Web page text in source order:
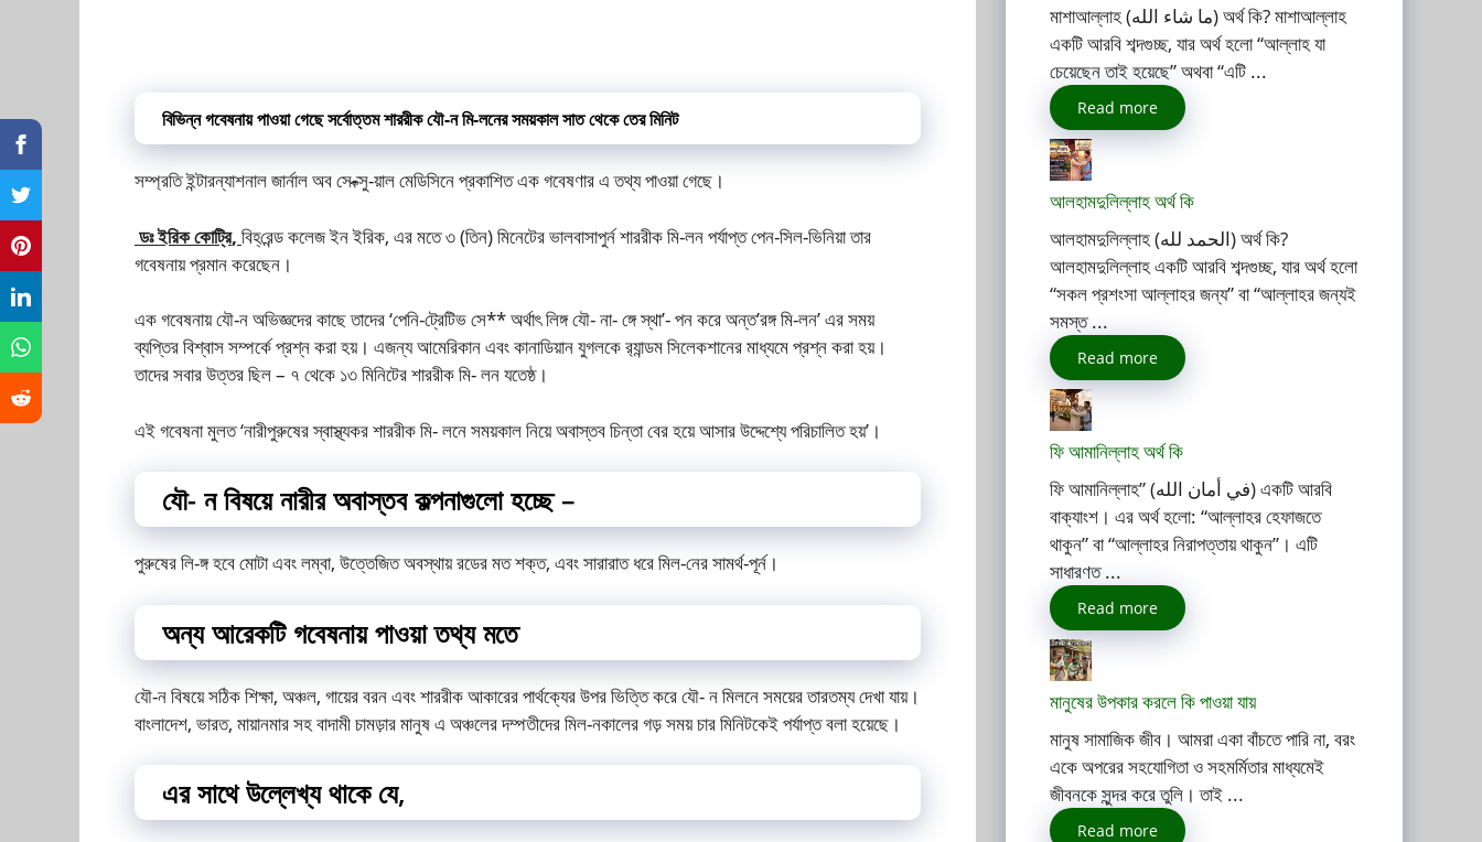
বিভিন্ন গবেষনায় পাওয়া গেছে সর্বোত্তম শাররীক যৌ-ন মি-লনের সময়কাল সাত থেকে তের মিনিট
সম্প্রতি ইন্টারন্যাশনাল জার্নাল অব সে-ক্সু-য়াল মেডিসিনে প্রকাশিত এক গবেষণার এ তথ্য পাওয়া গেছে।
ডঃ ইরিক কোট্রি, বিহ্‌রেন্ড কলেজ ইন ইরিক, এর মতে ৩ (তিন) মিনেটের ভালবাসাপুর্ন শাররীক মি-লন পর্যাপ্ত পেন-সিল-ভিনিয়া তার
গবেষনায় প্রমান করেছেন।
এক গবেষনায় যৌ-ন অভিজ্ঞদের কাছে তাদের ‘পেনি-ট্রেটিভ সে** অর্থাৎ লিঙ্গ যৌ- না- ঙ্গে স্থা’- পন করে অন্ত’রঙ্গ মি-লন’ এর সময়
ব্যপ্তির বিশ্বাস সম্পর্কে প্রশ্ন করা হয়। এজন্য আমেরিকান এবং কানাডিয়ান যুগলকে র‌্যান্ডম সিলেকশানের মাধ্যমে প্রশ্ন করা হয়।
তাদের সবার উত্তর ছিল – ৭ থেকে ১৩ মিনিটের শাররীক মি- লন যতেষ্ঠ।
এই গবেষনা মুলত ‘নারীপুরুষের স্বাস্থ্যকর শাররীক মি- লনে সময়কাল নিয়ে অবাস্তব চিন্তা বের হয়ে আসার উদ্দেশ্যে পরিচালিত হয়’।
যৌ- ন বিষয়ে নারীর অবাস্তব কল্পনাগুলো হচ্ছে –
পুরুষের লি-ঙ্গ হবে মোটা এবং লম্বা, উত্তেজিত অবস্থায় রডের মত শক্ত, এবং সারারাত ধরে মিল-নের সামর্থ-পূর্ন।
অন্য আরেকটি গবেষনায় পাওয়া তথ্য মতে
যৌ-ন বিষয়ে সঠিক শিক্ষা, অঞ্চল, গায়ের বরন এবং শাররীক আকারের পার্থক্যের উপর ভিত্তি করে যৌ- ন মিলনে সময়ের তারতম্য দেখা যায়।
বাংলাদেশ, ভারত, মায়ানমার সহ বাদামী চামড়ার মানুষ এ অঞ্চলের দম্পতীদের মিল-নকালের গড় সময় চার মিনিটকেই পর্যাপ্ত বলা হয়েছে।
এর সাথে উল্লেখ্য থাকে যে,
মাশাআল্লাহ (ما شاء الله) অর্থ কি? মাশাআল্লাহ
একটি আরবি শব্দগুচ্ছ, যার অর্থ হলো “আল্লাহ যা
চেয়েছেন তাই হয়েছে” অথবা “এটি ...
Read more
আলহামদুলিল্লাহ অর্থ কি
আলহামদুলিল্লাহ (الحمد لله) অর্থ কি?
আলহামদুলিল্লাহ একটি আরবি শব্দগুচ্ছ, যার অর্থ হলো
“সকল প্রশংসা আল্লাহর জন্য” বা “আল্লাহর জন্যই
সমস্ত ...
Read more
ফি আমানিল্লাহ অর্থ কি
ফি আমানিল্লাহ” (في أمان الله) একটি আরবি
বাক্যাংশ। এর অর্থ হলো: “আল্লাহর হেফাজতে
থাকুন” বা “আল্লাহর নিরাপত্তায় থাকুন”। এটি
সাধারণত ...
Read more
মানুষের উপকার করলে কি পাওয়া যায়
মানুষ সামাজিক জীব। আমরা একা বাঁচতে পারি না, বরং
একে অপরের সহযোগিতা ও সহমর্মিতার মাধ্যমেই
জীবনকে সুন্দর করে তুলি। তাই ...
Read more